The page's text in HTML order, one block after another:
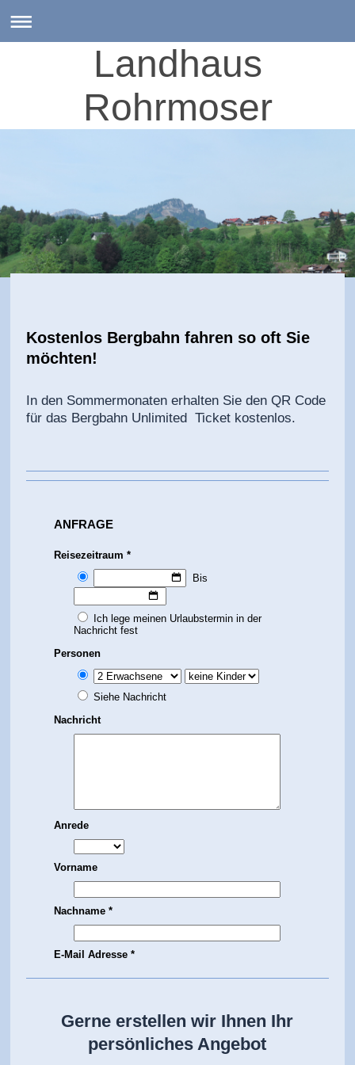
Landhaus
Rohrmoser
Kostenlos Bergbahn fahren so oft Sie
möchten!
In den Sommermonaten erhalten Sie den QR Code
für das Bergbahn Unlimited Ticket kostenlos.
Gerne erstellen wir Ihnen Ihr
persönliches Angebot